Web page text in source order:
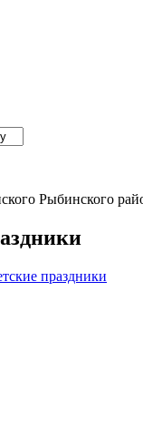
Рыбинского
праздники